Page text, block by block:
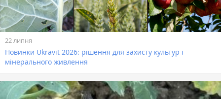
22 липня
Новинки Ukravit 2026: рішення для захисту культур і
мінерального живлення